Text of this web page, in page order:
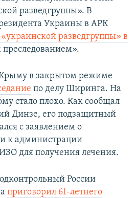
разведгруппы». В
Украины в АРК
разведгруппы» в
Крыму в закрытом режиме
по делу Ширинга. На
стало плохо. Как сообщал
Динзе, его подзащитный
с заявлением о
к администрации
для получения лечения.
России
приговорил 61-летнего